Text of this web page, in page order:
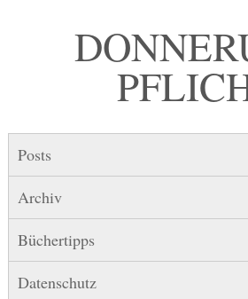
DONNER
Posts
Archiv
Büchertipps
Datenschutz